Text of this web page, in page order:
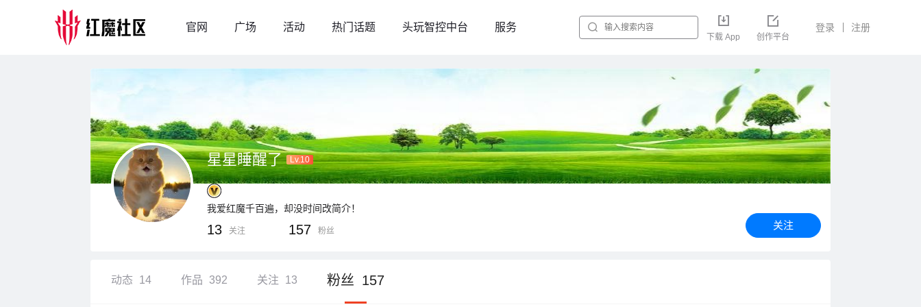
官网 广场 活动 热门话题 头玩智控中台 服务
下载 App 创作平台
登录 注册
星星睡醒了 Lv.10
我爱红魔千百遍，却没时间改简介！
13 关注 157 粉丝
动态 14 作品 392 关注 13 粉丝 157